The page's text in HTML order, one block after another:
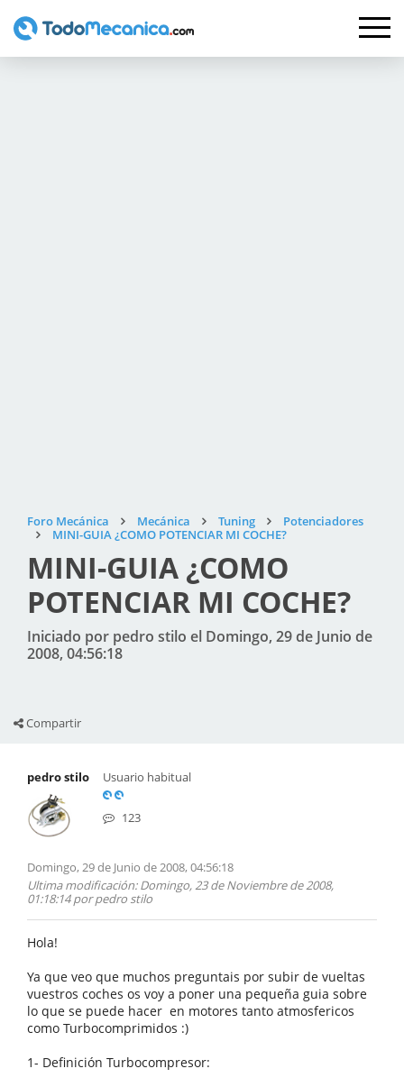
Foro Mecánica Mecánica Tuning
Potenciadores
MINI-GUIA ¿COMO POTENCIAR MI COCHE?
MINI-GUIA ¿COMO
POTENCIAR MI COCHE?
Iniciado por pedro stilo el Domingo, 29 de Junio de
2008, 04:56:18
Compartir
pedro stilo Usuario habitual
123
Domingo, 29 de Junio de 2008, 04:56:18
Ultima modificación: Domingo, 23 de Noviembre de 2008,
01:18:14 por pedro stilo
Hola!
Ya que veo que muchos preguntais por subir de vueltas
vuestros coches os voy a poner una pequeña guia sobre
lo que se puede hacer en motores tanto atmosfericos
como Turbocomprimidos :)
1- Definición Turbocompresor: